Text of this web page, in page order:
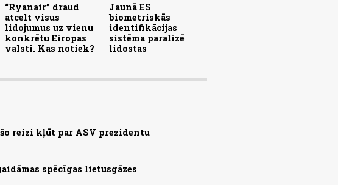
“Ryanair” draud
atcelt visus
lidojumus uz vienu
konkrētu Eiropas
valsti. Kas notiek?
Jaunā ES
biometriskās
identifikācijas
sistēma paralizē
lidostas
reizi kļūt par ASV prezidentu
spēcīgas lietusgāzes